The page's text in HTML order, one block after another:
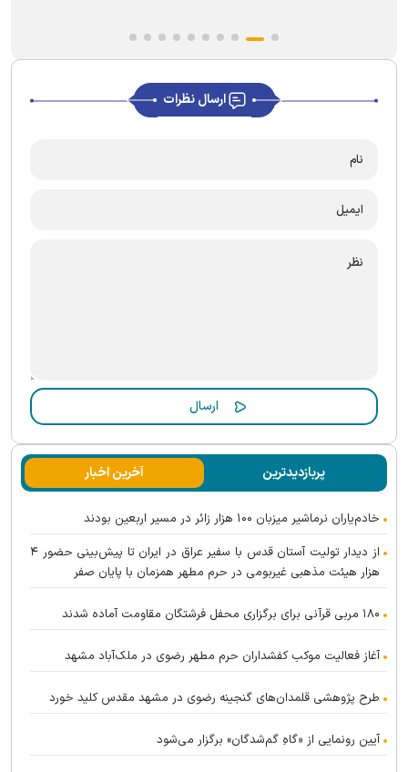
ارسال نظرات
پربازدیدترین آخرین اخبار
خادم‌یاران نرماشیر میزبان ۱۰۰ هزار زائر در مسیر اربعین بودند
از دیدار تولیت آستان قدس با سفیر عراق در ایران تا پیش‌بینی حضور ۴
هزار هیئت مذهبی غیربومی در حرم مطهر همزمان با پایان صفر
۱۸۰ مربی قرآنی برای برگزاری محفل فرشتگان مقاومت آماده شدند
آغاز فعالیت موکب کفشداران حرم مطهر رضوی در ملک‌آباد مشهد
طرح پژوهشی قلمدان‌های گنجینه رضوی در مشهد مقدس کلید خورد
آیین رونمایی از «گاهِ گم‌شدگان» برگزار می‌شود